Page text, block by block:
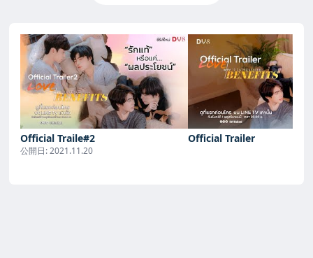
Official Traile#2
公開日:2021.11.20
Official Trailer